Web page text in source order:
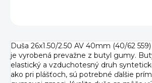
Duša 26x1.50/2.50 AV 40mm (40/62
je vyrobená prevažne z butyl gumy.
elastický a vzduchotesný druh
ako pri plášťoch, sú potrebné ďalšie